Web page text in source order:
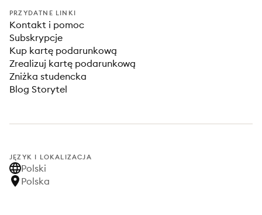
PRZYDATNE LINKI
Kontakt i pomoc
Subskrypcje
Kup kartę podarunkową
Zrealizuj kartę podarunkową
Zniżka studencka
Blog Storytel
JĘZYK I LOKALIZACJA
Polski
Polska